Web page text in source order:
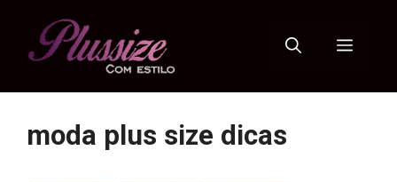
Menu
moda plus size dicas